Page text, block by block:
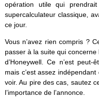
opération utile qui
supercalculateur classique,
ce jour.
Vous n’avez rien compris ?
passer à la suite qui
d’Honeywell. Ce n’est
mais c’est assez
voir. Au pire des cas, sautez
l’importance de l’annonce.